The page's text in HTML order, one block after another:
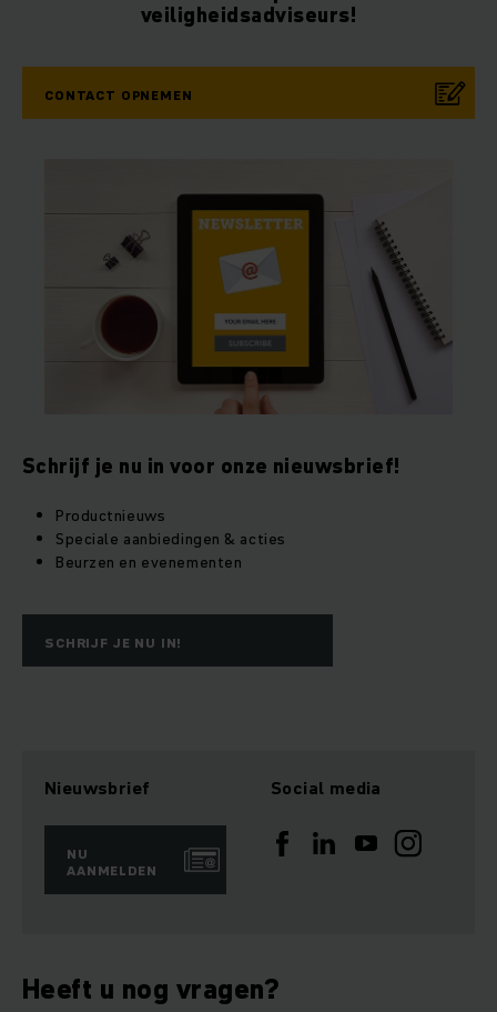
veiligheidsadviseurs!
CONTACT OPNEMEN
Schrijf je nu in voor onze nieuwsbrief!
Productnieuws
Speciale aanbiedingen & acties
Beurzen en evenementen
SCHRIJF JE NU IN!
Nieuwsbrief
NU
AANMELDEN
Social media
Heeft u nog vragen?